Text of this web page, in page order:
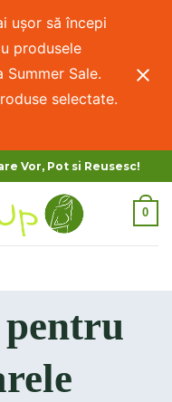
ușor să începi
produsele
Sale.
selectate.
Vor, Pot si Reusesc!
0